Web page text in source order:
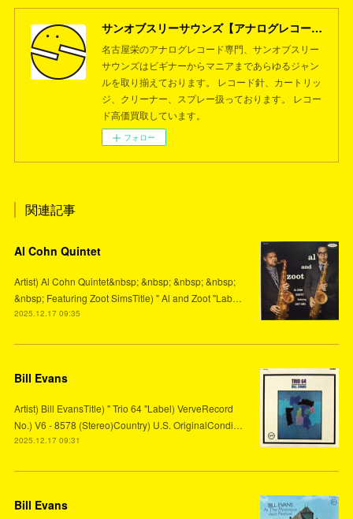
サンオブスリーサウンズ【アナログレコード専門店】名古屋栄
名古屋栄のアナログレコード専門、サンオブスリー
サウンズはビギナーからマニアまであらゆるジャン
ルを取り揃えております。 レコード針、カートリッ
ジ、クリーナー、スプレー扱っております。 レコー
ド高価買取しています。
フォロー
関連記事
Al Cohn Quintet
Artist) Al Cohn Quintet&nbsp; &nbsp; &nbsp; &nbsp;
&nbsp; Featuring Zoot SimsTitle) " Al and Zoot "Lab…
2025.12.17 09:35
Bill Evans
Artist) Bill EvansTitle) " Trio 64 "Label) VerveRecord
No.) V6 - 8578 (Stereo)Country) U.S. OriginalCondi…
2025.12.17 09:31
Bill Evans